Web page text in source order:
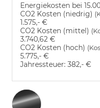
Energiekosten bei
CO2 Kosten (niedrig)
1.575,- €
CO2 Kosten (mittel)
3.740,62 €
CO2 Kosten (hoch)
5.775,- €
Jahressteuer: 382,- €